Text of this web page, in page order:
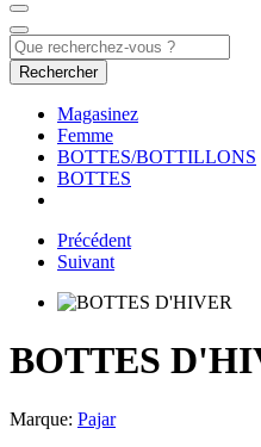
Rechercher
Magasinez
Femme
BOTTES/BOTTILLONS
BOTTES
Précédent
Suivant
BOTTES
Marque: Pajar